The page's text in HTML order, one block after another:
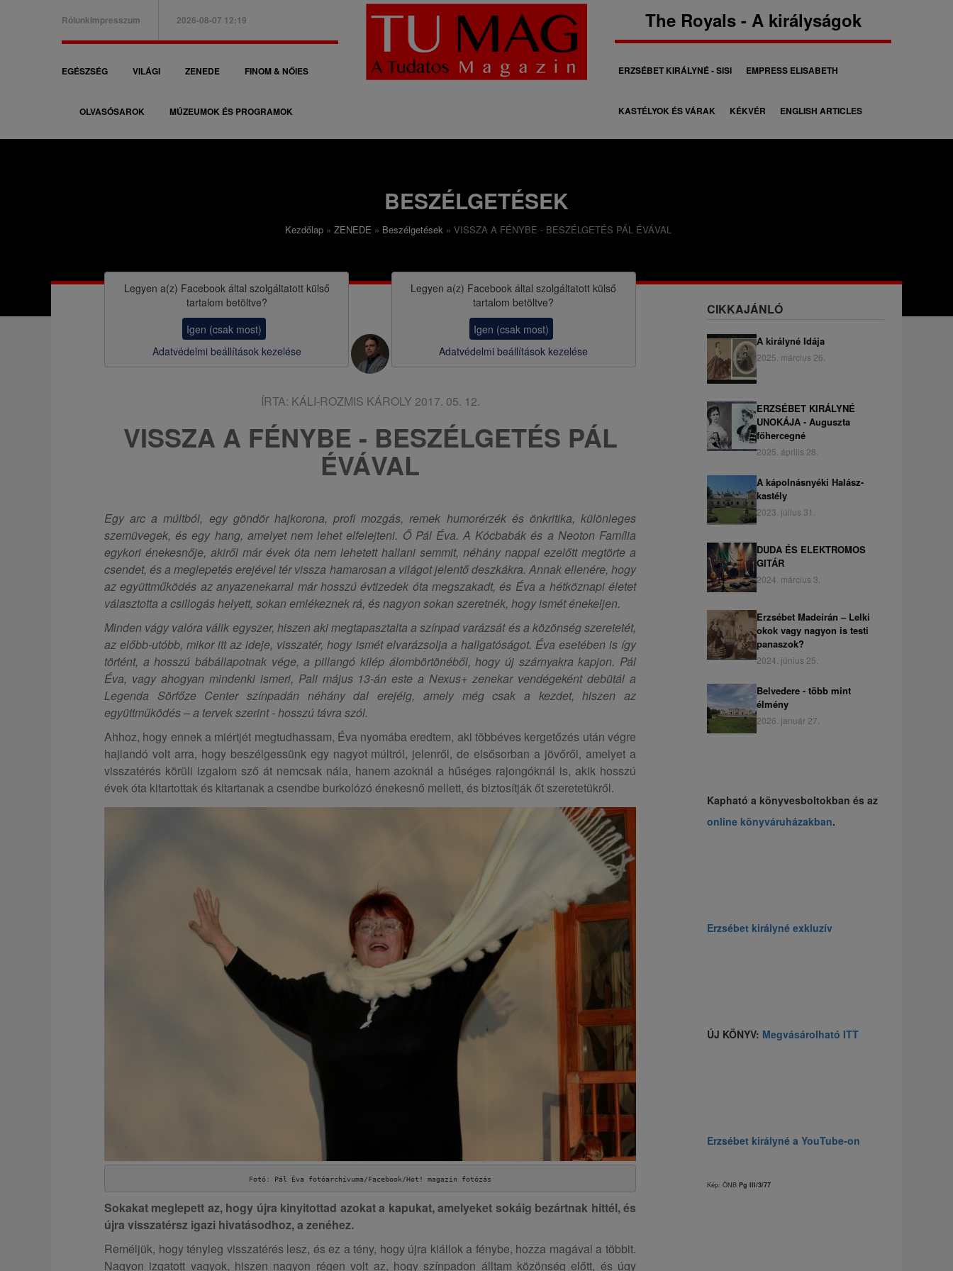
B
a
e
n
RólunkImpresszum 2026-08-07 12:19
F
a
i
EGÉSZSÉG VILÁGI ZENEDE FINOM & NŐIES
OLVASÓSAROK MÚZEUMOK ÉS PROGRAMOK
The Royals - A királyságok
M
á
s
o
a
g
o
s
c
ERZSÉBET KIRÁLYNÉ - SISI EMPRESS ELISABETH
KASTÉLYOK ÉS VÁRAK KÉKVÉR ENGLISH ARTICLES
BESZÉLGETÉSEK
z
Kezdőlap ZENEDE Beszélgetések VISSZA A FÉNYBE - BESZÉLGETÉS PÁL ÉVÁVAL
Legyen a(z) Facebookáltal szolgáltatott külső
tartalom betöltve?
Igen (csak most)
Adatvédelmi beállítások kezelése
Legyen a(z) Facebook által szolgáltatott külső
tartalom betöltve?
Igen (csak most)
Adatvédelmi beállítások kezelése
ÍRTA: KÁLI-ROZMIS KÁROLY 2017. 05. 12.
VISSZA A FÉNYBE - BESZÉLGETÉS PÁL
ÉVÁVAL
Egy arc a múltból, egy göndör hajkorona, profi mozgás, remek humorérzék és önkritika, különleges
szemüvegek, és egy hang, amelyet nem lehet elfelejteni. Ő Pál Éva. A Kócbabák és a Neoton Família
egykori énekesnője, akiről már évek óta nem lehetett hallani semmit, néhány nappal ezelőtt megtörte a
csendet, és a meglepetés erejével tér vissza hamarosan a világot jelentő deszkákra. Annak ellenére, hogy
az együttműködés az anyazenekarral már hosszú évtizedek óta megszakadt, és Éva a hétköznapi életet
választotta a csillogás helyett, sokan emlékeznek rá, és nagyon sokan szeretnék, hogy ismét énekeljen.
Minden vágy valóra válik egyszer, hiszen aki megtapasztalta a színpad varázsát és a közönség szeretetét,
az előbb-utóbb, mikor itt az ideje, visszatér, hogy ismét elvarázsolja a hallgatóságot. Éva esetében is így
történt, a hosszú bábállapotnak vége, a pillangó kilép álombörtönéből, hogy új szárnyakra kapjon. Pál
Éva, vagy ahogyan mindenki ismeri, Pali május 13-án este a Nexus+ zenekar vendégeként debütál a
Legenda Sörfőze Center színpadán néhány dal erejéig, amely még csak a kezdet, hiszen az
együttműködés – a tervek szerint - hosszú távra szól.
Ahhoz, hogy ennek a miértjét megtudhassam, Éva nyomába eredtem, aki többéves kergetőzés után végre
hajlandó volt arra, hogy beszélgessünk egy nagyot múltról, jelenről, de elsősorban a jövőről, amelyet a
visszatérés körüli izgalom sző át nemcsak nála, hanem azoknál a hűséges rajongóknál is, akik hosszú
évek óta kitartottak és kitartanak a csendbe burkolózó énekesnő mellett, és biztosítják őt szeretetükről.
Fotó: Pál Éva fotóarchívuma/Facebook/Hot! magazin fotózás
Sokakat meglepett az, hogy újra kinyitottad azokat a kapukat, amelyeket sokáig bezártnak hittél, és
újra visszatérsz igazi hivatásodhoz, a zenéhez.
Reméljük, hogy tényleg visszatérés lesz, és ez a tény, hogy újra kiállok a fénybe, hozza magával a többit.
Nagyon izgatott vagyok, hiszen nagyon régen volt az, hogy színpadon álltam közönség előtt, és úgy
CIKKAJÁNLÓ
A királyné Idája
2025. március 26.
ERZSÉBET KIRÁLYNÉ
UNOKÁJA - Auguszta
főhercegné
2025. április 28.
A kápolnásnyéki Halász-
kastély
2023. július 31.
DUDA ÉS ELEKTROMOS
GITÁR
2024. március 3.
Erzsébet Madeirán – Lelki
okok vagy nagyon is testi
panaszok?
2024. június 25.
Belvedere - több mint
élmény
2026. január 27.
Kapható a könyvesboltokban és az
online könyváruházakban.
Erzsébet királyné exkluzív
ÚJ KÖNYV: Megvásárolható ITT
Erzsébet királyné a YouTube-on
Kép: ÖNB Pg III/3/77